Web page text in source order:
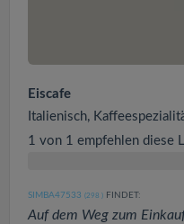
Eiscafe
Italienisch,
1 von 1 empfehlen diese
SIMBA47533 (298 ) FINDET:
Auf dem Weg zum